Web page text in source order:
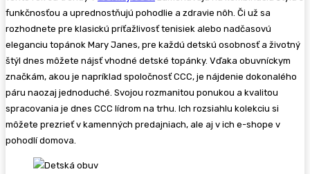
funkčnosťou a uprednostňujú pohodlie a zdravie nôh. Či už sa
rozhodnete pre klasickú príťažlivosť tenisiek alebo nadčasovú
eleganciu topánok Mary Janes, pre každú detskú osobnosť a životný
štýl dnes môžete nájsť vhodné detské topánky. Vďaka obuvníckym
značkám, akou je napríklad spoločnosť CCC, je nájdenie dokonalého
páru naozaj jednoduché. Svojou rozmanitou ponukou a kvalitou
spracovania je dnes CCC lídrom na trhu. Ich rozsiahlu kolekciu si
môžete prezrieť v kamenných predajniach, ale aj v ich e-shope v
pohodlí domova.